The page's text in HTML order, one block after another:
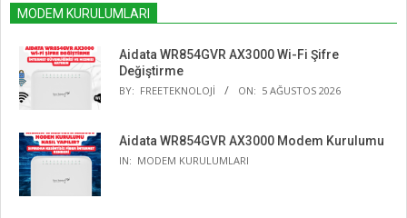
MODEM KURULUMLARI
Aidata WR854GVR AX3000 Wi-Fi Şifre
Değiştirme
BY: FREETEKNOLOJI ON: 5 AĞUSTOS 2026
Aidata WR854GVR AX3000 Modem Kurulumu
IN: MODEM KURULUMLARI